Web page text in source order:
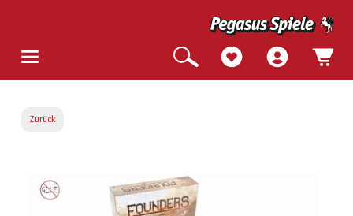
Zurück
Bildergalerie überspringen